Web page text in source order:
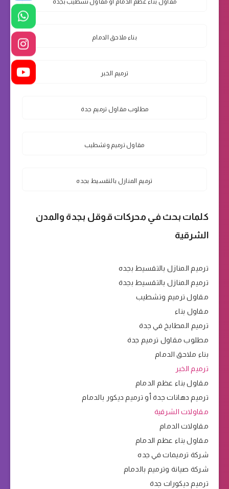
مقاول بناء عظم الدمام أو مقاول تشطيب بجدة
بناء ملاحق الدمام
ترميم الخبر
مطلوب مقاول ترميم جدة
مقاول ترميم وتشطيب
ترميم المنازل بالتقسيط بجده
كلمات بحث في محركات قوقل بجدة والمدن
الشرقية
ترميم المنازل بالتقسيط بجده
ترميم المنازل بالتقسيط بجدة
مقاول ترميم وتشطيب
مقاول بناء
ترميم المطابخ في جدة
مطلوب مقاول ترميم جدة
بناء ملاحق الدمام
ترميم الخبر
مقاول بناء عظم الدمام
ترميم دهانات جدة أو ترميم ديكور بالدمام
مقاولات الشرقية
مقاولات الدمام
مقاول بناء عظم الدمام
شركة ترميمات في جده
شركة صيانة وترميم بالدمام
ترميم ديكورات جدة